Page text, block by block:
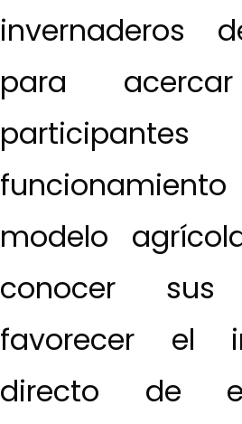
invernaderos
para
modelo
conocer
favorecer el
directo de